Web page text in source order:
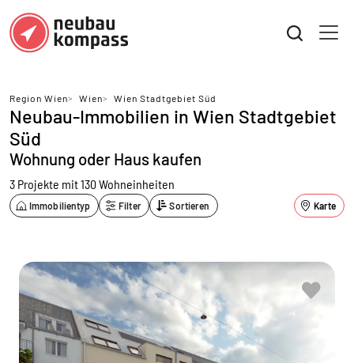
Region Wien> Wien> Wien Stadtgebiet Süd
Neubau-Immobilien in Wien Stadtgebiet
Süd
Wohnung oder Haus kaufen
3 Projekte mit 130 Wohneinheiten
Immobilientyp Filter Sortieren Karte